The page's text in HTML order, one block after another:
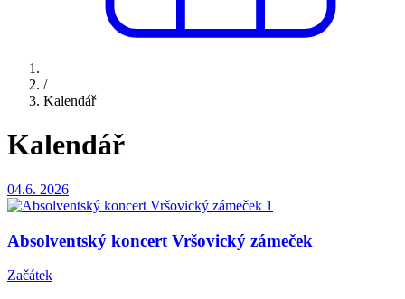
/
Kalendář
Kalendář
04.6. 2026
Absolventský koncert Vršovický zámeček
Začátek